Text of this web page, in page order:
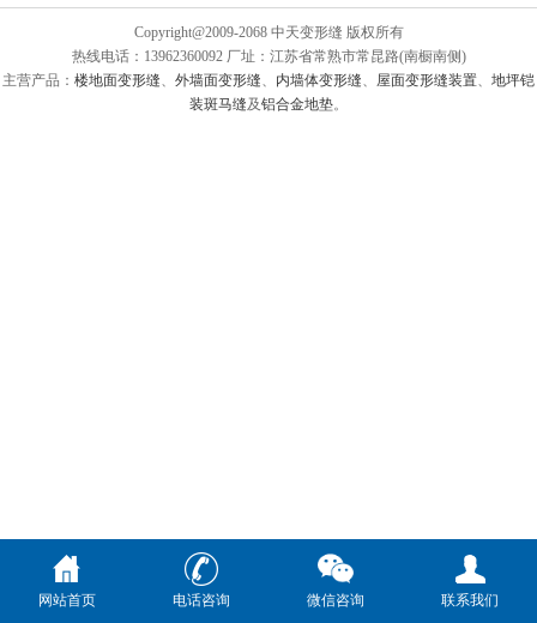
Copyright@2009-2068 中天变形缝 版权所有
热线电话：13962360092 厂址：江苏省常熟市常昆路(南橱南侧)
主营产品： 楼地面变形缝、 外墙面变形缝、 内墙体变形缝、 屋面变形缝装置、 地坪铠
装斑马缝及铝合金地垫。
网站首页 电话咨询 微信咨询 联系我们